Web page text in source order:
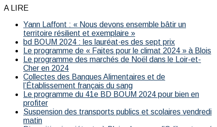
A LIRE
Yann Laffont : « Nous devons ensemble bâtir un
territoire résilient et exemplaire »
bd BOUM 2024 : les lauréat·es des sept prix
Le programme de « Faites pour le climat 2024 » à Blois
Le programme des marchés de Noël dans le Loir-et-
Cher en 2024
Collectes des Banques Alimentaires et de
l’Établissement français du sang
Le programme du 41e BD BOUM 2024 pour bien en
profiter
Suspension des transports publics et scolaires vendredi
matin